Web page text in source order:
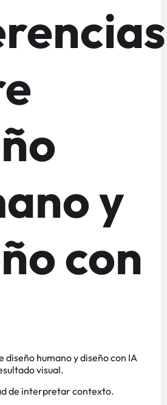
y
con
diseño humano y diseño con IA
visual.
de interpretar contexto.